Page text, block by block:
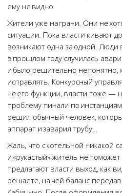
ему не видно.
Жители уже на грани. Они не
ситуации. Пока власти кивают
возникают одна за одной. Люди
в прошлом году случилась
и было решительно непонятно,
исправлять. Конкурсный
не его функции, власти тоже —
проблему пинали по
решил обычный человек,
аппарат и заварил трубу…
Жаль, что с котельной никакой
и «рукастый» житель не
предлагают власти выход, как
решаете, на чей баланс